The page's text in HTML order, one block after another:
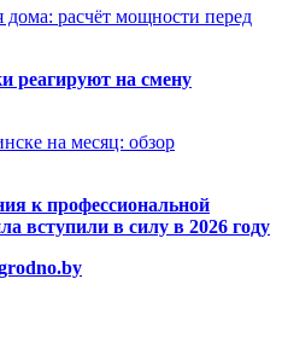
дома: расчёт мощности перед
реагируют на смену
на месяц: обзор
к профессиональной
вступили в силу в 2026 году